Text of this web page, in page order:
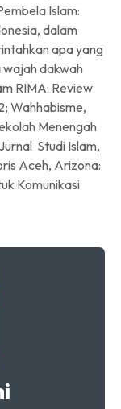
Islam:
dalam
apa yang
wajah dakwah
RIMA: Review
Wahhabisme,
Menengah
Studi Islam,
Aceh, Arizona:
Komunikasi